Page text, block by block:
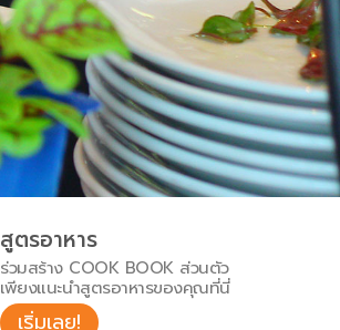
สูตรอาหาร
ร่วมสร้าง COOK BOOK ส่วนตัว
เพียงแนะนำสูตรอาหารของคุณที่นี่
เริ่มเลย!